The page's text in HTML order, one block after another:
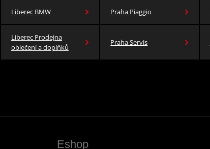
Liberec BMW Praha Piaggio
Liberec Prodejna
oblečení a doplňků
Praha Servis
Eshop